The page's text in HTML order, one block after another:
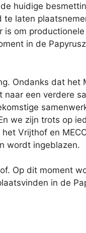
huidige
laten
om
in de
Ondanks dat het
een verdere
we zijn trots op
Vrijthof en
wordt ingeblazen.
Op dit moment
in de